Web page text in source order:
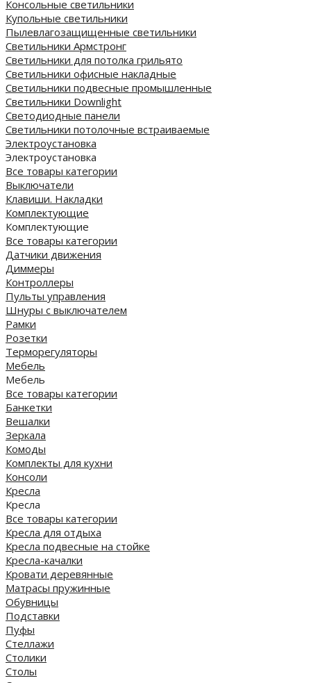
Консольные светильники
Купольные светильники
Пылевлагозащищенные светильники
Светильники Армстронг
Светильники для потолка грильято
Светильники офисные накладные
Светильники подвесные промышленные
Светильники Downlight
Светодиодные панели
Cветильники потолочные встраиваемые
Электроустановка
Электроустановка
Все товары категории
Выключатели
Клавиши. Накладки
Комплектующие
Комплектующие
Все товары категории
Датчики движения
Диммеры
Контроллеры
Пульты управления
Шнуры с выключателем
Рамки
Розетки
Терморегуляторы
Мебель
Мебель
Все товары категории
Банкетки
Вешалки
Зеркала
Комоды
Комплекты для кухни
Консоли
Кресла
Кресла
Все товары категории
Кресла для отдыха
Кресла подвесные на стойке
Кресла-качалки
Кровати деревянные
Матрасы пружинные
Обувницы
Подставки
Пуфы
Стеллажи
Столики
Столы